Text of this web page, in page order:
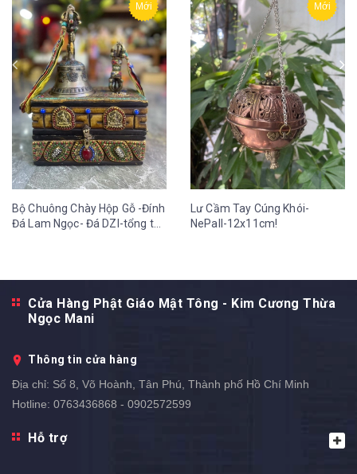
Mới
Bộ Chuông Chày Hộp Gỗ -Đính
Đá Lam Ngọc- Đá DZI-tổng thể
Mới
Lư Cầm Tay Cúng Khói-
NePall-12x11cm!
Cửa Hàng Phật Giáo Mật Tông - Kim Cương Thừa
Ngọc Mani
Thông tin cửa hàng
Địa chỉ: Số 8, Võ Hoành, Tân Phú, Thành phố Hồ Chí Minh
Hotline: 0763436868 - 0902572599
Hỗ trợ